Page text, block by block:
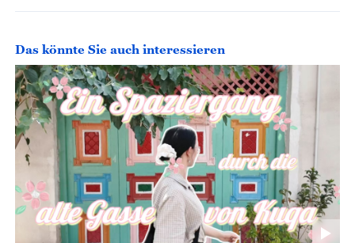
Das könnte Sie auch interessieren